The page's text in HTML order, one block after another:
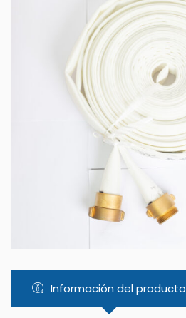
Información del producto